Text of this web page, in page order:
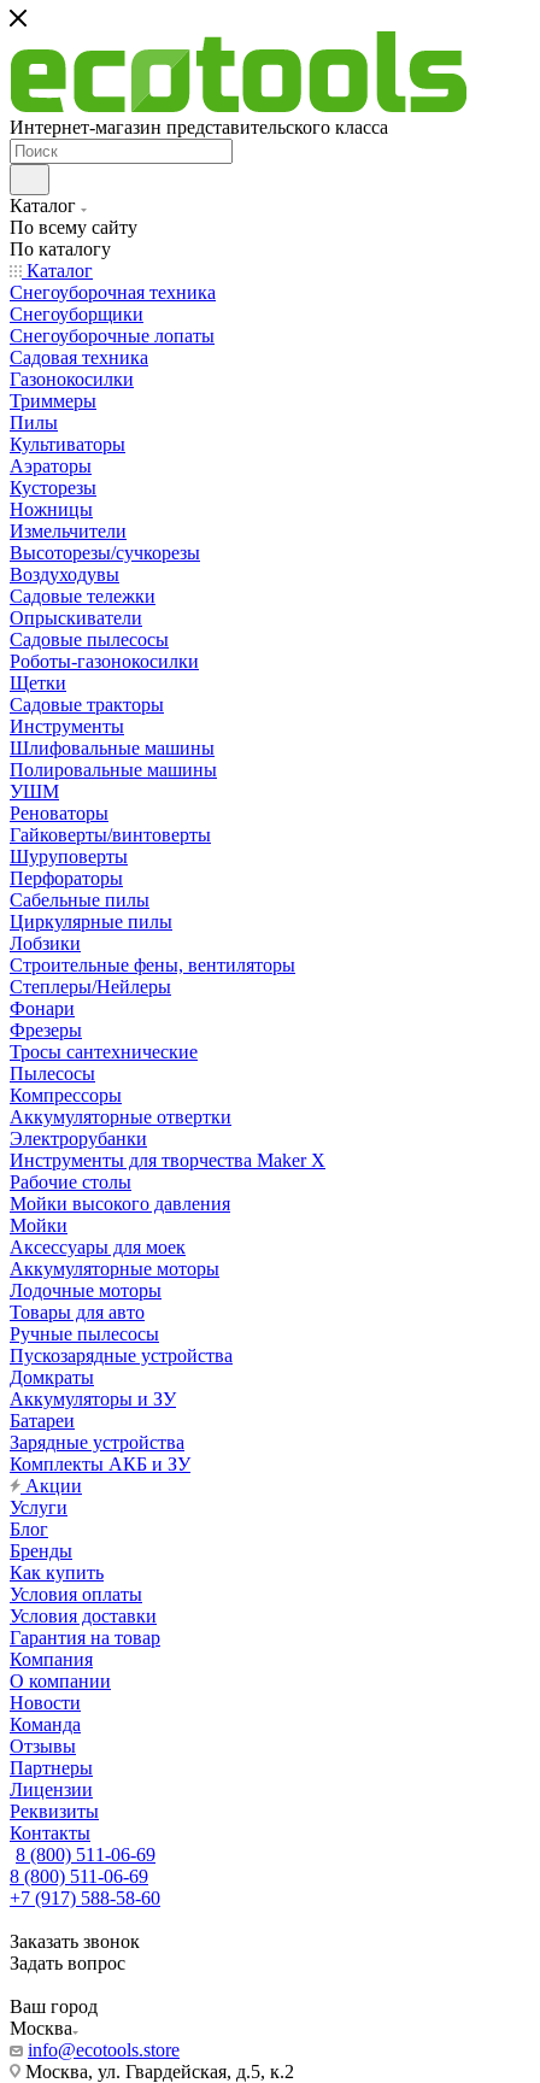
Интернет-магазин представительского класса
Каталог
По всему сайту
По каталогу
Каталог
Снегоуборочная техника
Снегоуборщики
Снегоуборочные лопаты
Садовая техника
Газонокосилки
Триммеры
Пилы
Культиваторы
Аэраторы
Кусторезы
Ножницы
Измельчители
Высоторезы/сучкорезы
Воздуходувы
Садовые тележки
Опрыскиватели
Садовые пылесосы
Роботы-газонокосилки
Щетки
Садовые тракторы
Инструменты
Шлифовальные машины
Полировальные машины
УШМ
Реноваторы
Гайковерты/винтоверты
Шуруповерты
Перфораторы
Сабельные пилы
Циркулярные пилы
Лобзики
Строительные фены, вентиляторы
Степлеры/Нейлеры
Фонари
Фрезеры
Тросы сантехнические
Пылесосы
Компрессоры
Аккумуляторные отвертки
Электрорубанки
Инструменты для творчества Maker X
Рабочие столы
Мойки высокого давления
Мойки
Аксессуары для моек
Аккумуляторные моторы
Лодочные моторы
Товары для авто
Ручные пылесосы
Пускозарядные устройства
Домкраты
Аккумуляторы и ЗУ
Батареи
Зарядные устройства
Комплекты АКБ и ЗУ
Акции
Услуги
Блог
Бренды
Как купить
Условия оплаты
Условия доставки
Гарантия на товар
Компания
О компании
Новости
Команда
Отзывы
Партнеры
Лицензии
Реквизиты
Контакты
8 (800) 511-06-69
8 (800) 511-06-69
+7 (917) 588-58-60
Заказать звонок
Задать вопрос
Ваш город
Москва
info@ecotools.store
Москва, ул. Гвардейская, д.5, к.2